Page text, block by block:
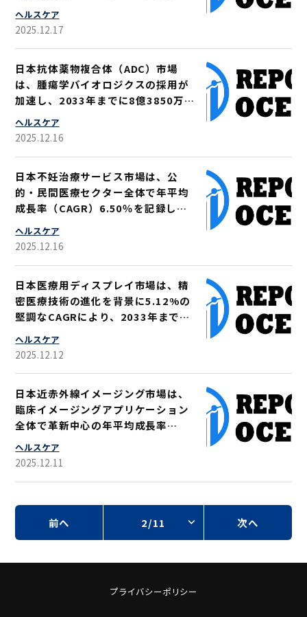
模に拡大すると予測される
ヘルスケア
2025.12.17
日本抗体薬物複合体（ADC）市場
は、腫瘍学バイオロジクスの採用が
加速し、2033年までに8億3850万
米ドルに達すると予測される
（CAGR 14.55%）
ヘルスケア
2025.12.16
日本不妊治療サービス市場は、公
的・民間医療セクター全体で年平均
成長率（CAGR）6.50％を記録し、
2033年までに107億米ドルへ着実に
拡大すると予測される
ヘルスケア
2025.12.16
日本医療用ディスプレイ市場は、精
密医療技術の進化を背景に5.12%の
堅調なCAGRにより、2033年までに
れる
ヘルスケア
2025.12.12
日本近赤外線イメージング市場は、
臨床イメージングアプリケーション
全体で革新中心の年平均成長率
（CAGR）5.64％に支えられ、2033
年までに4億6098万米ドルに達する
ヘルスケア
2025.12.11
前へ 2/11 次へ
プライバシーポリシー